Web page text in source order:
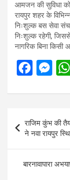
आमजन की सुविधा
रायपुर शहर के
निःशुल्क बस सेवा
निःशुल्क रहेगी, जिससे
नागरिक बिना
F
ce
b
o
o
k
M
se
n
g
er
Post
navigation
राजिम कुंभ की
ने नवा रायपुर
बारनावापारा